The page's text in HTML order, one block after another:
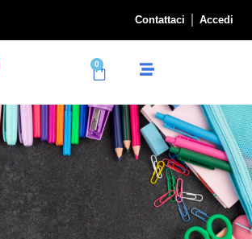
Contattaci Accedi
0